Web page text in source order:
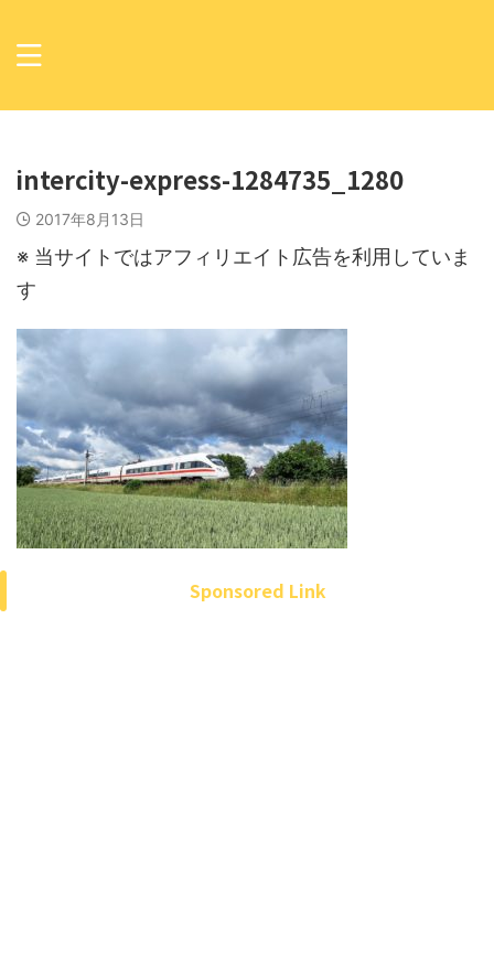
intercity-express-1284735_1280
2017年8月13日
※ 当サイトではアフィリエイト広告を利用していま
す
Sponsored Link